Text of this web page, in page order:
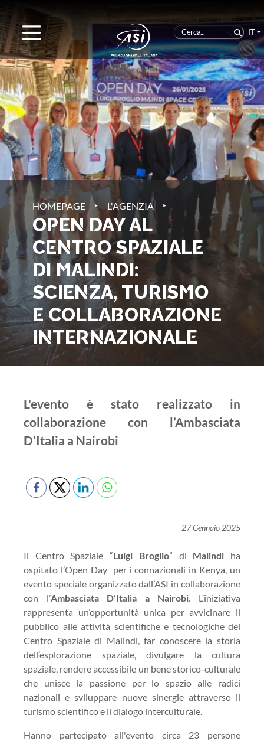
IT
HOMEPAGE ‣ L'AGENZIA ‣
OPEN DAY AL
CENTRO SPAZIALE
DI MALINDI:
SCIENZA, TURISMO
E COLLABORAZIONE
INTERNAZIONALE
L'evento è stato realizzato in
collaborazione con l’Ambasciata
D’Italia a Nairobi
27 Gennaio 2025
Il Centro Spaziale “Luigi Broglio” di Malindi ha
ospitato l’Open Day per i connazionali in Kenya, un
evento speciale organizzato dall’ASI in collaborazione
con l’Ambasciata D’Italia a Nairobi. L’iniziativa
rappresenta un’opportunità unica per avvicinare il
pubblico alle attività scientifiche e tecnologiche del
Centro Spaziale di Malindi, far conoscere la storia
dell’esplorazione spaziale, divulgare la cultura
spaziale, rendere accessibile un bene storico-culturale
che unisce la passione per lo spazio alle radici
nazionali e sviluppare nuove sinergie attraverso il
turismo scientifico e il dialogo interculturale.
Hanno partecipato all'evento circa 23 persone